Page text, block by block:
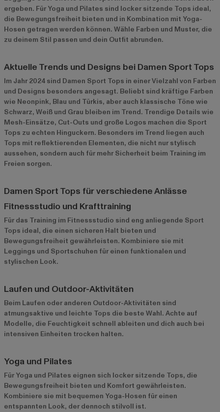
ergeben. Für Yoga und Pilates sind locker sitzende Tops ideal,
die Bewegungsfreiheit bieten und in Kombination mit Yoga-
Hosen getragen werden können. Wähle Farben und Muster, die
zu deinem Stil passen und dein Outfit abrunden.
Aktuelle Trends und Designs bei Damen Sport Tops
Im Jahr 2024 sind Damen Sport Tops in einer Vielzahl von Farben
und Designs besonders angesagt. Beliebt sind kräftige Farben
wie Neonpink, Blau und Türkis, aber auch klassische Töne wie
Schwarz, Weiß und Grau bleiben im Trend. Trendige Details wie
Mesh-Einsätze, Cut-Outs und große Logos machen die Sport
Tops zu echten Hinguckern. Besonders im Trend liegen auch
Tops mit reflektierenden Elementen, die nicht nur stylisch
aussehen, sondern auch für mehr Sicherheit beim Training im
Freien sorgen.
Damen Sport Tops für verschiedene Anlässe
Fitnessstudio und Krafttraining
Für das Training im Fitnessstudio sind eng anliegende Sport
Tops ideal, die einen sicheren Halt bieten und
Bewegungsfreiheit gewährleisten. Kombiniere sie mit
Leggings und Sportschuhen für einen funktionalen und
stylischen Look.
Laufen und Outdoor-Aktivitäten
Beim Laufen oder anderen Outdoor-Aktivitäten sind
atmungsaktive und leichte Tops die beste Wahl. Achte auf
Modelle, die Feuchtigkeit schnell ableiten und dich auch bei
intensiven Einheiten trocken halten.
Yoga und Pilates
Für Yoga und Pilates eignen sich locker sitzende Tops, die
Bewegungsfreiheit bieten und Komfort gewährleisten.
Kombiniere sie mit bequemen Yoga-Hosen für einen
entspannten Look, der dennoch stilvoll ist.